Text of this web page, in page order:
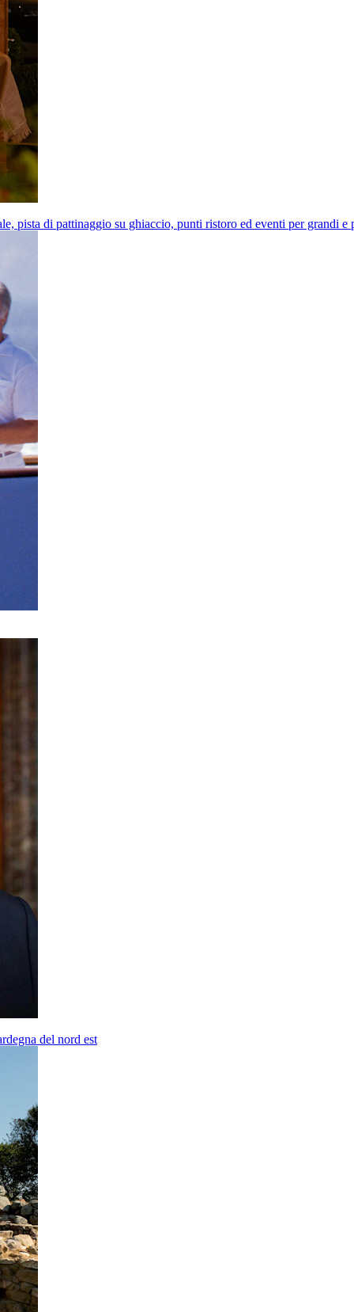
pista di pattinaggio su ghiaccio, punti ristoro ed eventi per grandi e
del nord est